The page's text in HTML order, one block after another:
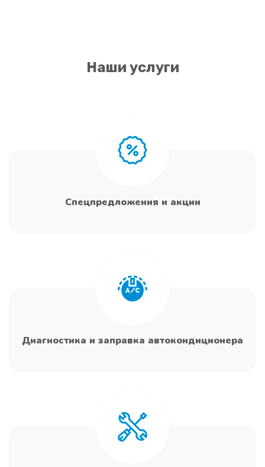
Наши услуги
Спецпредложения и акции
Диагностика и заправка автокондиционера